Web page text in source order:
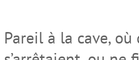
Pareil à la cave, où